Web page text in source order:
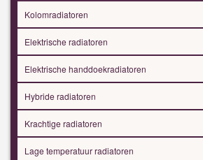
Kolomradiatoren
Elektrische radiatoren
Elektrische handdoekradiatoren
Hybride radiatoren
Krachtige radiatoren
Lage temperatuur radiatoren